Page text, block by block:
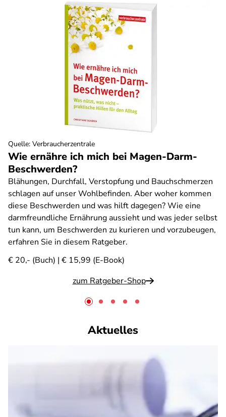
Wie ernähre ich mich bei Magen-Darm-
Beschwerden?
Blähungen, Durchfall, Verstopfung und Bauchschmerzen
schlagen auf unser Wohlbefinden. Aber woher kommen
diese Beschwerden und was hilft dagegen? Wie eine
darmfreundliche Ernährung aussieht und was jeder selbst
tun kann, um Beschwerden zu kurieren und vorzubeugen,
erfahren Sie in diesem Ratgeber.
€ 20,- (Buch) | € 15,99 (E-Book)
zum Ratgeber-Shop
Quelle: Verbraucherzentrale
Aktuelles